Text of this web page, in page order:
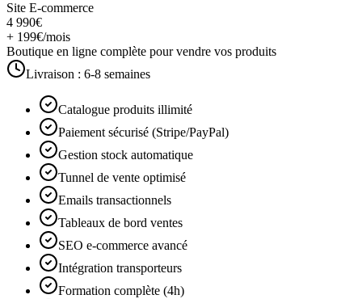
Site E-commerce
4 990€
+ 199€/mois
Boutique en ligne complète pour vendre vos produits
Livraison : 6-8 semaines
Catalogue produits illimité
Paiement sécurisé (Stripe/PayPal)
Gestion stock automatique
Tunnel de vente optimisé
Emails transactionnels
Tableaux de bord ventes
SEO e-commerce avancé
Intégration transporteurs
Formation complète (4h)